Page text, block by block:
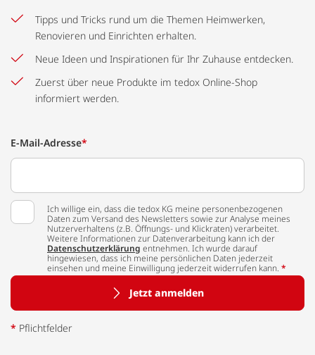
Tipps und Tricks rund um die Themen Heimwerken,
Renovieren und Einrichten erhalten.
Neue Ideen und Inspirationen für Ihr Zuhause entdecken.
Zuerst über neue Produkte im tedox Online-Shop
informiert werden.
E-Mail-Adresse*
Ich willige ein, dass die tedox KG meine personenbezogenen
Daten zum Versand des Newsletters sowie zur Analyse meines
Nutzerverhaltens (z.B. Öffnungs- und Klickraten) verarbeitet.
Weitere Informationen zur Datenverarbeitung kann ich der
Datenschutzerklärung entnehmen. Ich wurde darauf
hingewiesen, dass ich meine persönlichen Daten jederzeit
einsehen und meine Einwilligung jederzeit widerrufen kann. *
Jetzt anmelden
* Pflichtfelder